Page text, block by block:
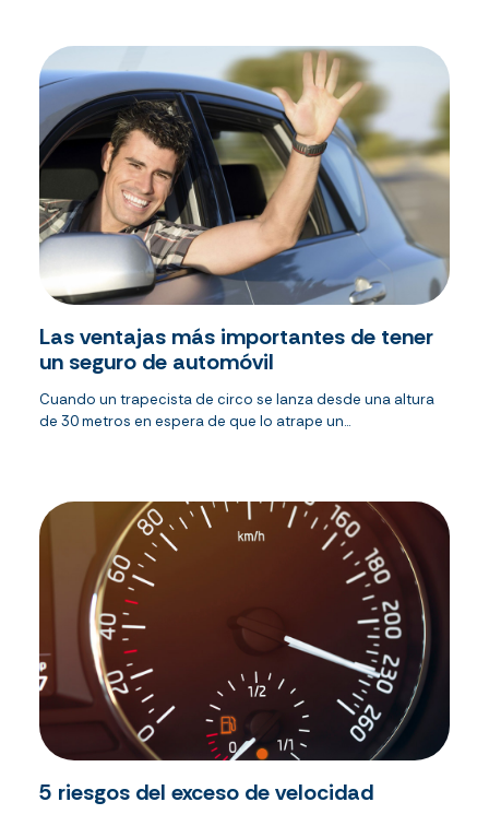
Las ventajas más importantes de tener
un seguro de automóvil
Cuando un trapecista de circo se lanza desde una altura
de 30 metros en espera de que lo atrape un...
5 riesgos del exceso de velocidad